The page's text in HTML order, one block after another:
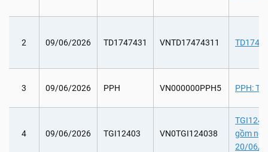
2 09/06/2026 TD1747431 VNTD17474311
3 09/06/2026 PPH VN000000PPH5 PPH:
4 09/06/2026 TGI12403 VN0TGI124038
gồm
20/06/